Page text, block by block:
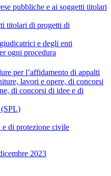
pubbliche e ai soggetti titolari
titolari di progetti di
e degli enti
ogni procedura
per l’affidamento di appalti
lavori e opere, di concorsi
di concorsi di idee e di
e di protezione civile
2023